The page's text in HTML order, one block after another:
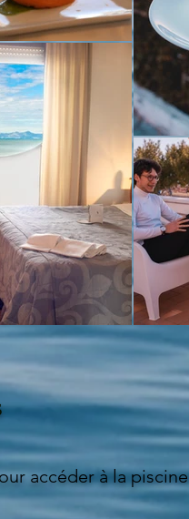
accéder à la piscine